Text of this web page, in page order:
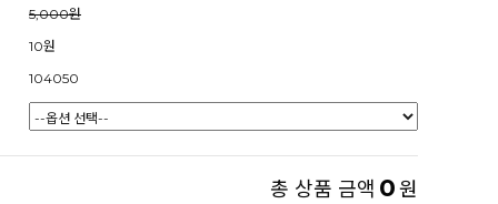
5,000원
10원
104050
총 상품 금액 0원